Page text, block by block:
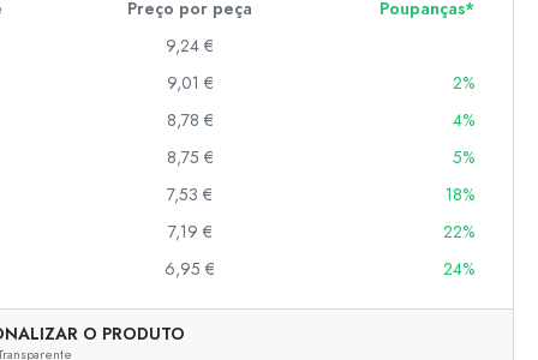
Preço por peça
Poupanças*
9,24 €
9,01 €
2%
8,78 €
4%
8,75 €
5%
7,53 €
18%
7,19 €
22%
6,95 € 24%
O PRODUTO